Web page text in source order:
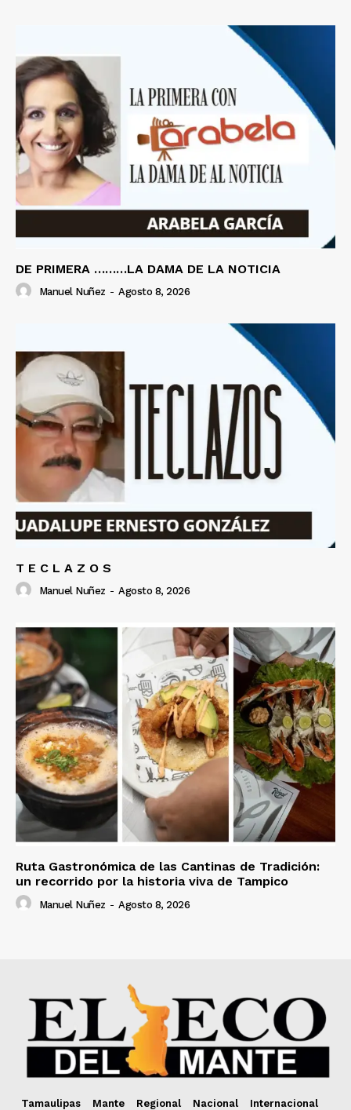
DE PRIMERA ………LA DAMA DE LA NOTICIA
Manuel Nuñez - Agosto 8, 2026
T E C L A Z O S
Manuel Nuñez - Agosto 8, 2026
Ruta Gastronómica de las Cantinas de Tradición:
un recorrido por la historia viva de Tampico
Manuel Nuñez - Agosto 8, 2026
Tamaulipas Mante Regional Nacional
Internacional